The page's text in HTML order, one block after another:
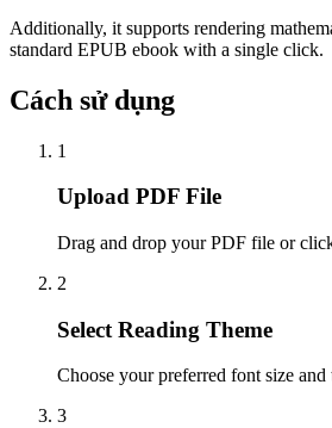
Additionally, it supports rendering
standard EPUB ebook with a single click.
Cách sử dụng
1
Upload PDF File
Drag and drop your PDF file or
2
Select Reading Theme
Choose your preferred font size
3